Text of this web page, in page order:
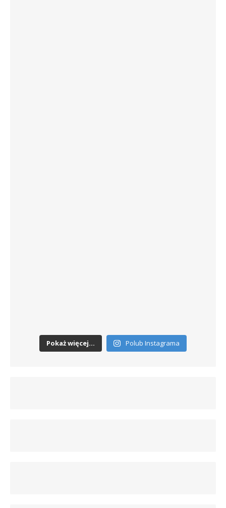
Pokaż więcej... Polub Instagrama